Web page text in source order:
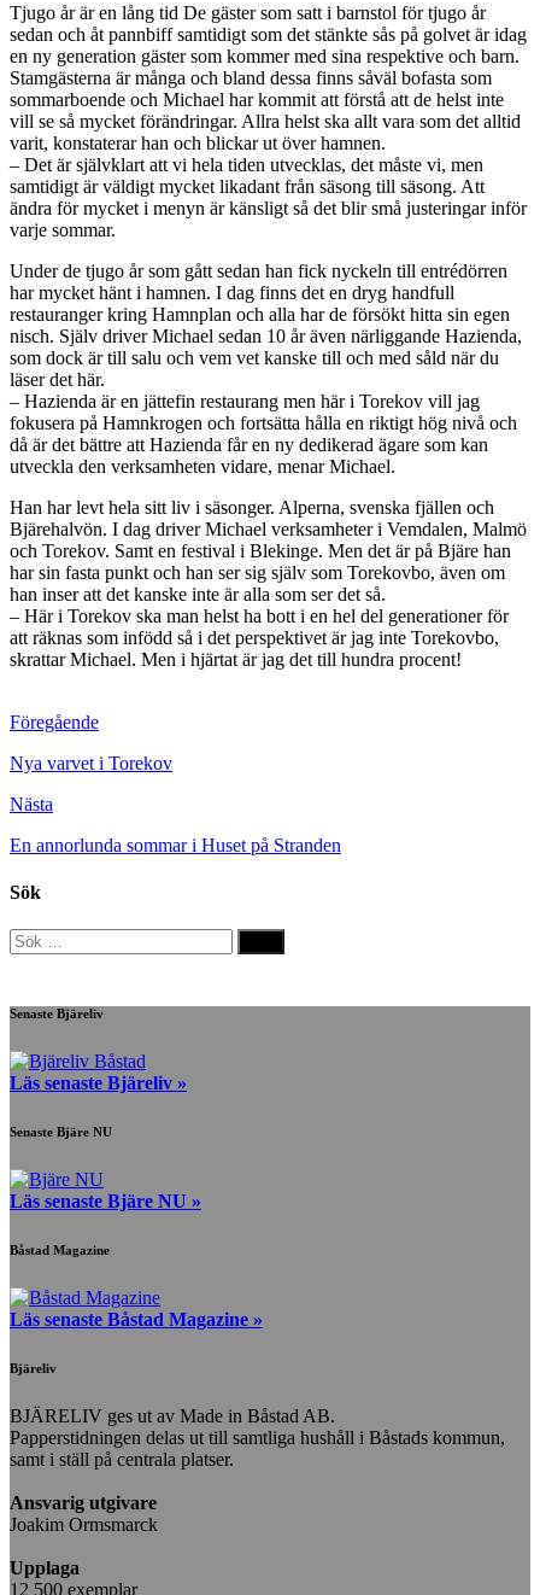
Tjugo år är en lång tid De gäster som satt i barnstol för tjugo år
sedan och åt pannbiff samtidigt som det stänkte sås på golvet är idag
en ny generation gäster som kommer med sina respektive och barn.
Stamgästerna är många och bland dessa finns såväl bofasta som
sommarboende och Michael har kommit att förstå att de helst inte
vill se så mycket förändringar. Allra helst ska allt vara som det alltid
varit, konstaterar han och blickar ut över hamnen.
– Det är självklart att vi hela tiden utvecklas, det måste vi, men
samtidigt är väldigt mycket likadant från säsong till säsong. Att
ändra för mycket i menyn är känsligt så det blir små justeringar inför
varje sommar.
Under de tjugo år som gått sedan han fick nyckeln till entrédörren
har mycket hänt i hamnen. I dag finns det en dryg handfull
restauranger kring Hamnplan och alla har de försökt hitta sin egen
nisch. Själv driver Michael sedan 10 år även närliggande Hazienda,
som dock är till salu och vem vet kanske till och med såld när du
läser det här.
– Hazienda är en jättefin restaurang men här i Torekov vill jag
fokusera på Hamnkrogen och fortsätta hålla en riktigt hög nivå och
då är det bättre att Hazienda får en ny dedikerad ägare som kan
utveckla den verksamheten vidare, menar Michael.
Han har levt hela sitt liv i säsonger. Alperna, svenska fjällen och
Bjärehalvön. I dag driver Michael verksamheter i Vemdalen, Malmö
och Torekov. Samt en festival i Blekinge. Men det är på Bjäre han
har sin fasta punkt och han ser sig själv som Torekovbo, även om
han inser att det kanske inte är alla som ser det så.
– Här i Torekov ska man helst ha bott i en hel del generationer för
att räknas som infödd så i det perspektivet är jag inte Torekovbo,
skrattar Michael. Men i hjärtat är jag det till hundra procent!
Föregående
Nya varvet i Torekov
Nästa
En annorlunda sommar i Huset på Stranden
Sök
Sök
efter:
Senaste Bjäreliv
Läs senaste Bjäreliv »
Senaste Bjäre NU
Läs senaste Bjäre NU »
Båstad Magazine
Läs senaste Båstad Magazine »
Bjäreliv
BJÄRELIV ges ut av Made in Båstad AB.
Papperstidningen delas ut till samtliga hushåll i Båstads kommun,
samt i ställ på centrala platser.
Ansvarig utgivare
Joakim Ormsmarck
Upplaga
12 500 exemplar